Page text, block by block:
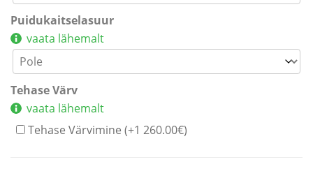
Puidukaitselasuur
vaata lähemalt
Tehase Värv
vaata lähemalt
Tehase Värvimine (+1 260.00€)